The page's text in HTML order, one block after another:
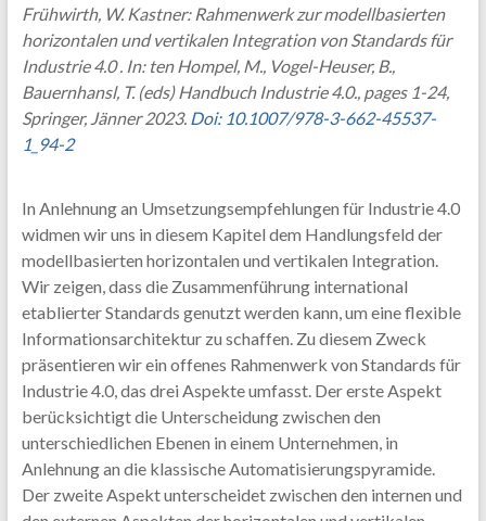
Frühwirth, W. Kastner: Rahmenwerk zur modellbasierten
horizontalen und vertikalen Integration von Standards für
Industrie 4.0 . In: ten Hompel, M., Vogel-Heuser, B.,
Bauernhansl, T. (eds) Handbuch Industrie 4.0., pages 1-24,
Springer, Jänner 2023. Doi: 10.1007/978-3-662-45537-
1_94-2
In Anlehnung an Umsetzungsempfehlungen für Industrie 4.0
widmen wir uns in diesem Kapitel dem Handlungsfeld der
modellbasierten horizontalen und vertikalen Integration.
Wir zeigen, dass die Zusammenführung international
etablierter Standards genutzt werden kann, um eine flexible
Informationsarchitektur zu schaffen. Zu diesem Zweck
präsentieren wir ein offenes Rahmenwerk von Standards für
Industrie 4.0, das drei Aspekte umfasst. Der erste Aspekt
berücksichtigt die Unterscheidung zwischen den
unterschiedlichen Ebenen in einem Unternehmen, in
Anlehnung an die klassische Automatisierungspyramide.
Der zweite Aspekt unterscheidet zwischen den internen und